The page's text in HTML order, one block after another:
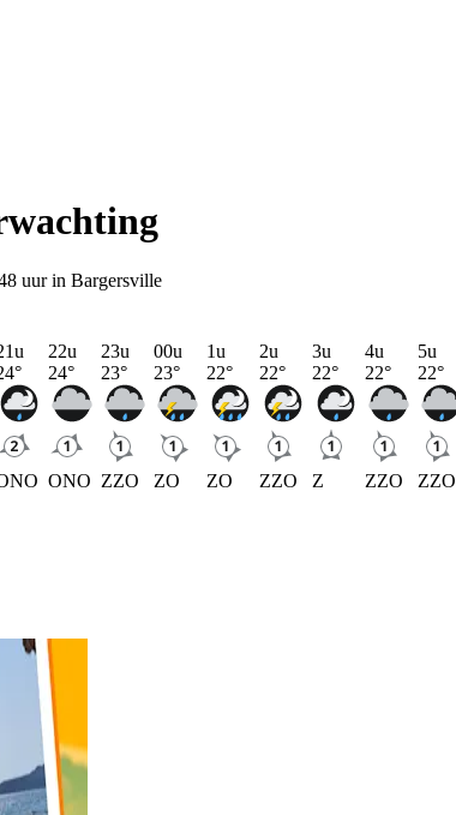
uur in Bargersville
°
22u
24°
ONO
23u
23°
ZZO
00u
23°
ZO
1u
22°
ZO
2u
22°
ZZO
3u
22°
Z
4u
22°
ZZO
5u
22°
ZZO